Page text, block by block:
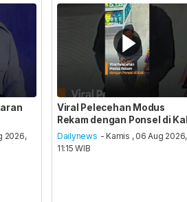
2026,
Viral Pelecehan Modus
Rekam dengan Ponsel di
Dailynews - Kamis , 06 Aug 2026,
11:15 WIB